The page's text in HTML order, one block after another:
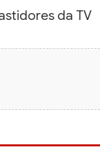
da TV